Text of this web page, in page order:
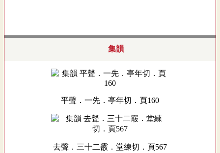
集韻
平聲．一先．亭年切．頁160
去聲．三十二霰．堂練切．頁567